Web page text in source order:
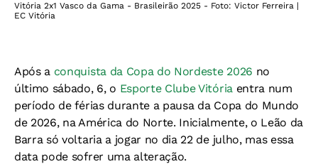
Vitória 2x1 Vasco da Gama - Brasileirão 2025 - Foto: Victor Ferreira |
EC Vitória
Após a conquista da Copa do Nordeste 2026 no
último sábado, 6, o Esporte Clube Vitóriaentra num
período de férias durante a pausa da Copa do Mundo
de 2026, na América do Norte. Inicialmente, o Leão da
Barra só voltaria a jogar no dia 22 de julho, mas essa
data pode sofrer uma alteração.